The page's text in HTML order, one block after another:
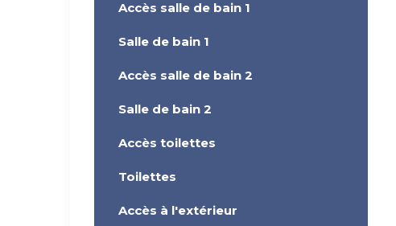
Accès salle de bain 1
Salle de bain 1
Accès salle de bain 2
Salle de bain 2
Accès toilettes
Toilettes
Accès à l'extérieur